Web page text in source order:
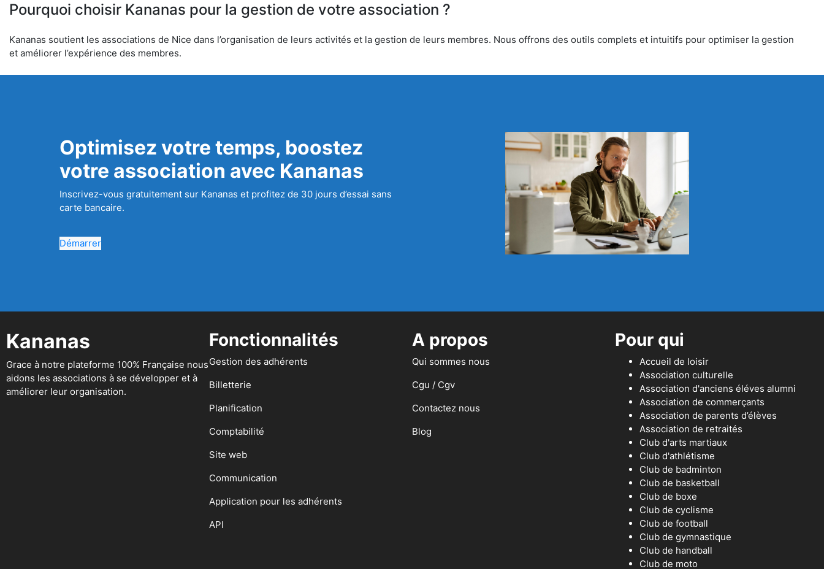
Pourquoi choisir Kananas pour la gestion de votre association ?
Kananas soutient les associations de Nice dans l’organisation de leurs activités et la gestion de leurs membres. Nous offrons des outils complets et intuitifs pour optimiser la gestion
et améliorer l’expérience des membres.
Optimisez votre temps, boostez
votre association avec Kananas
Inscrivez-vous gratuitement sur Kananas et profitez de 30 jours d’essai sans
carte bancaire.
Démarrer
Kananas
Grace à notre plateforme 100% Française nous
aidons les associations à se développer et à
améliorer leur organisation.
Fonctionnalités
Gestion des adhérents
Billetterie
Planification
Comptabilité
Site web
Communication
Application pour les adhérents
API
A propos
Qui sommes nous
Cgu / Cgv
Contactez nous
Blog
Pour qui
Accueil de loisir
Association culturelle
Association d'anciens éléves alumni
Association de commerçants
Association de parents d’élèves
Association de retraités
Club d'arts martiaux
Club d'athlétisme
Club de badminton
Club de basketball
Club de boxe
Club de cyclisme
Club de football
Club de gymnastique
Club de handball
Club de moto